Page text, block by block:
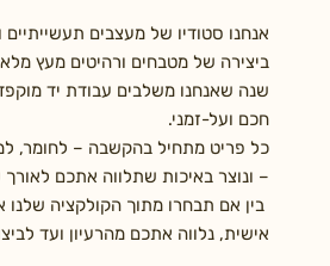
אנחנו סטודיו של מעצבים
שנה שאנחנו משלבים עבודת יד
חכם ועל-זמני.
כל פריט מתחיל בהקשבה – לחומר,
– ונוצר באיכות שתלווה אתכם לאורך
בין אם תבחרו מתוך הקולקציה שלנו
אישית, נלווה אתכם מהרעיון ועד